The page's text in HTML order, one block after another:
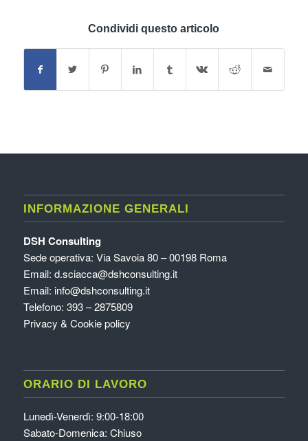
Condividi questo articolo
INFORMAZIONE GENERALI
DSH Consulting
Sede operativa: Via Savoia 80 – 00198 Roma
Email: d.sciacca@dshconsulting.it
Email: info@dshconsulting.it
Telefono: 393 – 2875809
Privacy & Cookie policy
ORARIO DI LAVORO
Lunedì-Venerdì: 9:00-18:00
Sabato-Domenica: Chiuso